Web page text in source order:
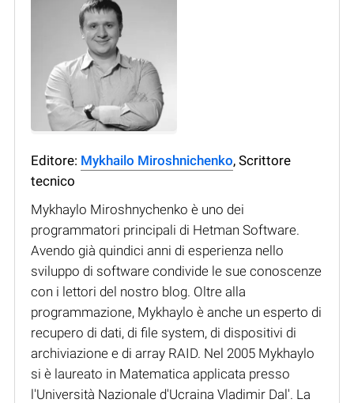
Editore: Mykhailo Miroshnichenko, Scrittore
tecnico
Mykhaylo Miroshnychenko è uno dei
programmatori principali di Hetman Software.
Avendo già quindici anni di esperienza nello
sviluppo di software condivide le sue conoscenze
con i lettori del nostro blog. Oltre alla
programmazione, Mykhaylo è anche un esperto di
recupero di dati, di file system, di dispositivi di
archiviazione e di array RAID. Nel 2005 Mykhaylo
si è laureato in Matematica applicata presso
l'Università Nazionale d'Ucraina Vladimir Dal'. La